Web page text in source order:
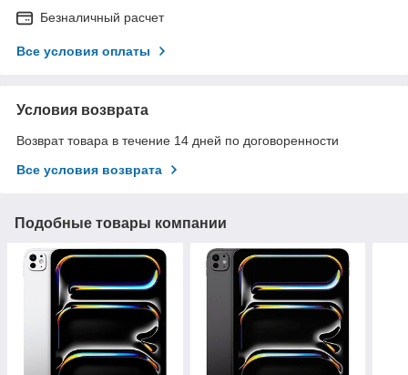
Безналичный расчет
Все условия оплаты
Условия возврата
Возврат товара в течение 14 дней по договоренности
Все условия возврата
Подобные товары компании